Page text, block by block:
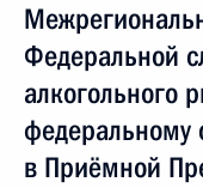
Федеральной
алкогольного
федеральному
в Приёмной